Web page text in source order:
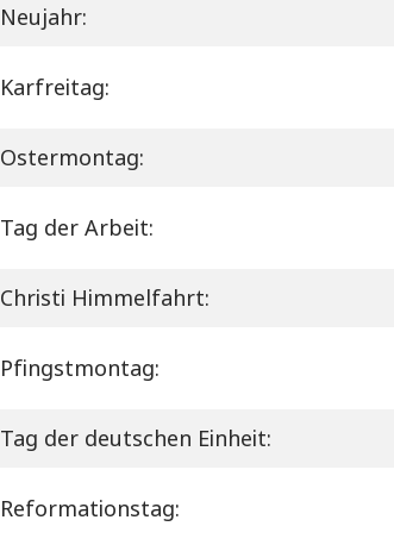
Neujahr:
Karfreitag:
Ostermontag:
Tag der Arbeit:
Christi Himmelfahrt:
Pfingstmontag:
Tag der deutschen Einheit:
Reformationstag: